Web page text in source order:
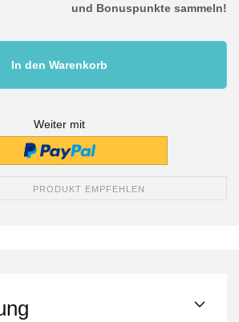
und Bonuspunkte sammeln!
In den Warenkorb
Weiter mit
PRODUKT EMPFEHLEN